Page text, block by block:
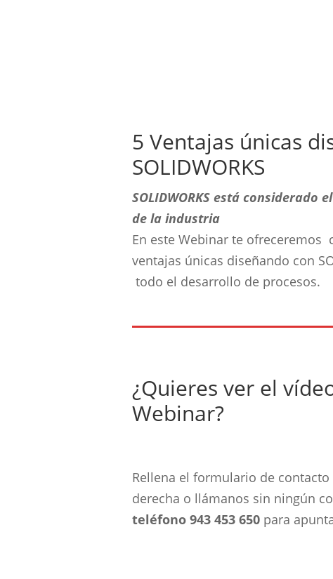
5 Ventajas únicas
SOLIDWORKS
SOLIDWORKS está considerado
de la industria
En este Webinar te ofreceremos
ventajas únicas diseñando con
todo el desarrollo de procesos.
¿Quieres ver el
Webinar?
Rellena el formulario de
derecha o llámanos sin ningún
teléfono 943 453 650 para